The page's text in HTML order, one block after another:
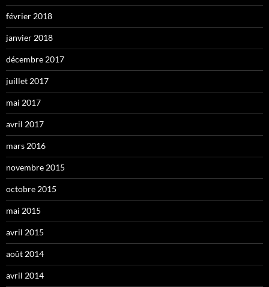
février 2018
janvier 2018
décembre 2017
juillet 2017
mai 2017
avril 2017
mars 2016
novembre 2015
octobre 2015
mai 2015
avril 2015
août 2014
avril 2014